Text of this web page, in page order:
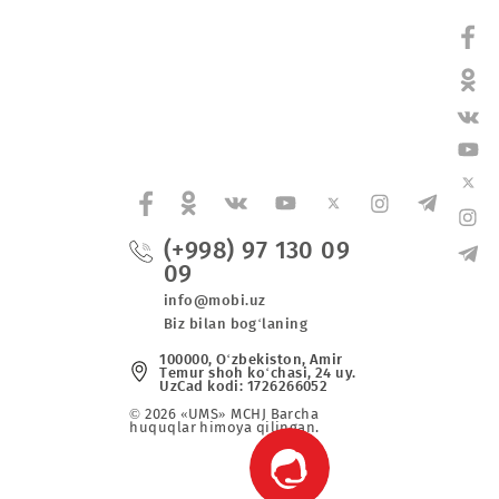
bilan 27.06.2024y. 00:00 dan 06:00 gacha
(+998) 97 130 09
09
info@mobi.uz
Biz bilan bog‘laning
100000, O‘zbekiston, Аmir
Tеmur shoh ko‘chаsi, 24
UzCad kodi: 1726266052